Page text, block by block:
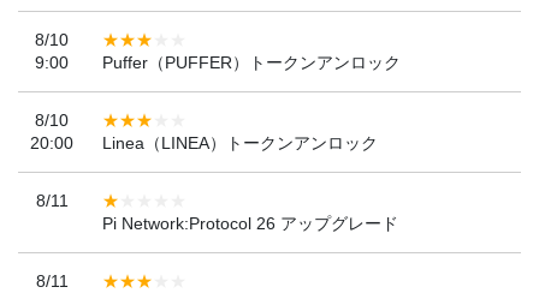
8/10
9:00
Puffer（PUFFER）トークンアンロック
8/10
20:00
Linea（LINEA）トークンアンロック
8/11
Pi Network:Protocol 26 アップグレード
8/11